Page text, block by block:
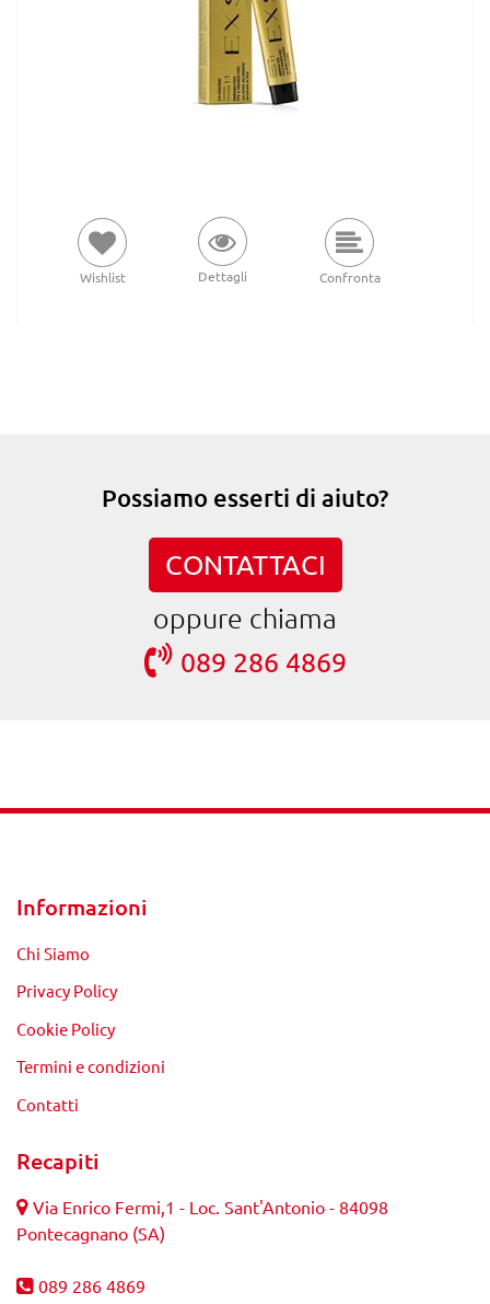
Wishlist Dettagli Confronta
Possiamo esserti di aiuto?
CONTATTACI
oppure chiama
089 286 4869
Informazioni
Chi Siamo
Privacy Policy
Cookie Policy
Termini e condizioni
Contatti
Recapiti
Via Enrico Fermi,1 - Loc. Sant'Antonio - 84098
Pontecagnano (SA)
089 286 4869